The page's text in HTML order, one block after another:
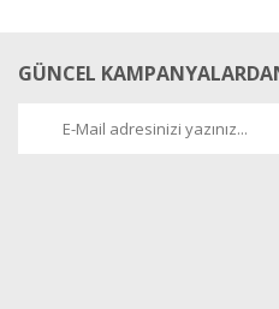
GÜNCEL